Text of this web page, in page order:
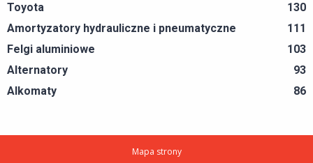
Toyota
130
Amortyzatory hydrauliczne i pneumatyczne
111
Felgi aluminiowe
103
Alternatory
93
Alkomaty
86
Mapa strony